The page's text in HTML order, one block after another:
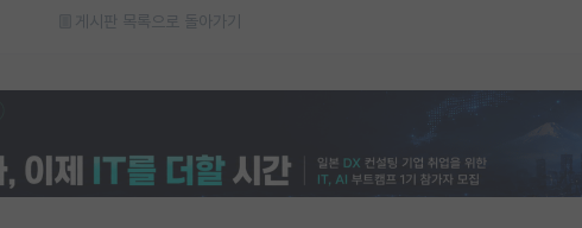
게시판 목록으로 돌아가기